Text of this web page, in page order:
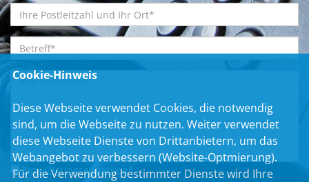
Einwilligungserklärung*
Cookie-Hinweis
Diese Webseite verwendet Cookies, die notwendig
sind, um die Webseite zu nutzen. Weiter verwendet
diese Webseite Dienste von Drittanbietern, um das
Webangebot zu verbessern (Website-Optmierung).
Für die Verwendung bestimmter Dienste wird Ihre